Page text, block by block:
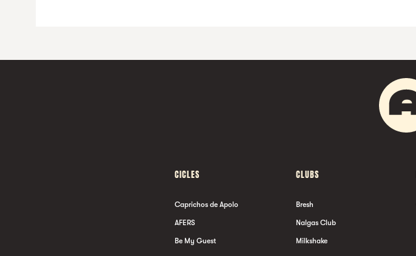
CICLES
Caprichos de Apolo
AFERS
Be My Guest
CLUBS
Bresh
Nalgas Club
Milkshake